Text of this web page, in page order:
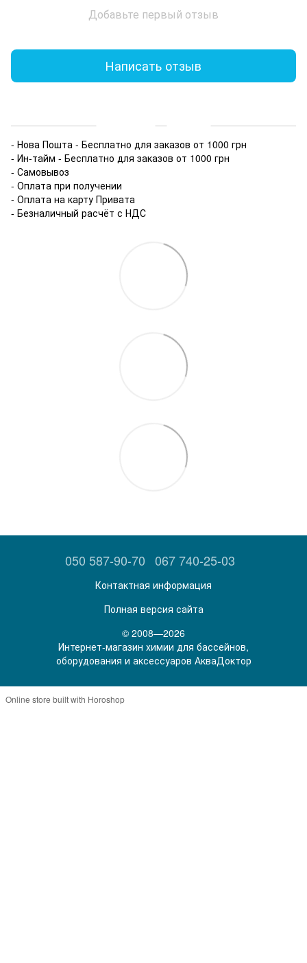
Добавьте первый отзыв
Написать отзыв
- Нова Пошта - Бесплатно для заказов от 1000 грн
- Ин-тайм - Бесплатно для заказов от 1000 грн
- Самовывоз
- Оплата при получении
- Оплата на карту Привата
- Безналичный расчёт с НДС
050 587-90-70 067 740-25-03
Контактная информация
Полная версия сайта
© 2008—2026
Интернет-магазин химии для бассейнов,
оборудования и аксессуаров АкваДоктор
Online store built with Horoshop